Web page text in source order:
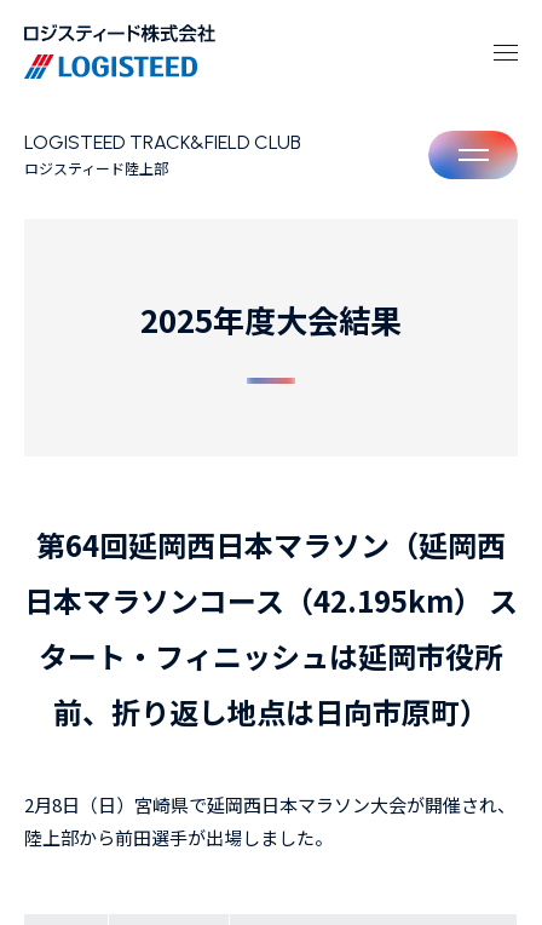
LOGISTEED TRACK&FIELD CLUB
ロジスティード陸上部
2025年度大会結果
第64回延岡西日本マラソン（延岡西
日本マラソンコース（42.195km） ス
タート・フィニッシュは延岡市役所
前、折り返し地点は日向市原町）
2月8日（日）宮崎県で延岡西日本マラソン大会が開催され、
陸上部から前田選手が出場しました。